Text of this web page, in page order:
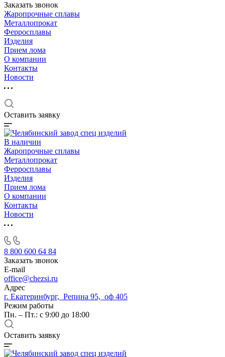
Заказать звонок
Жаропрочные сплавы
Металлопрокат
Ферросплавы
Изделия
Прием лома
О компании
Контакты
Новости
Оставить заявку
В наличии
Жаропрочные сплавы
Металлопрокат
Ферросплавы
Изделия
Прием лома
О компании
Контакты
Новости
8 800 600 64 84
Заказать звонок
E-mail
office@chezsi.ru
Адрес
г. Екатеринбург, Репина 95, оф 405
Режим работы
Пн. – Пт.: с 9:00 до 18:00
Оставить заявку